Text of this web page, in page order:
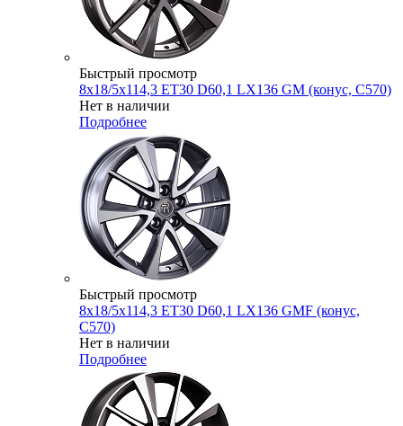
Быстрый просмотр
8x18/5x114,3 ET30 D60,1 LX136 GM (конус, C570)
Нет в наличии
Подробнее
Быстрый просмотр
8x18/5x114,3 ET30 D60,1 LX136 GMF (конус,
C570)
Нет в наличии
Подробнее